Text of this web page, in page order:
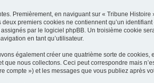
Premièrement, en naviguant sur « Tribune
premiers cookies ne contiennent qu’un
par le logiciel phpBB. Un troisième cookie
en tant qu’utilisateur.
également créer une quatrième sorte de
nous collectons. Ceci peut correspondre mais
compte ») et les messages que vous publiez après